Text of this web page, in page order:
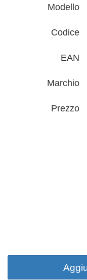
Modello
Codice
EAN
Marchio
Prezzo